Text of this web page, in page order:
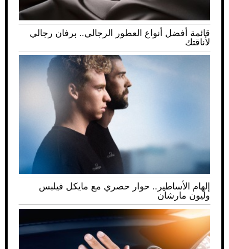
قائمة أفضل أنواع العطور الرجالي.. برفان رجالي
لأناقتك
إلهام الأساطير.. حوار حصري مع مايكل فيلبس
وليون مارشان